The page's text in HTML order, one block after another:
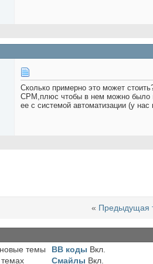
Сколько примерно это может
СРМ,плюс чтобы в нем можно было
ее с системой автоматизации (у
« Предыдущая
темы
темах
BB коды Вкл.
Смайлы Вкл.